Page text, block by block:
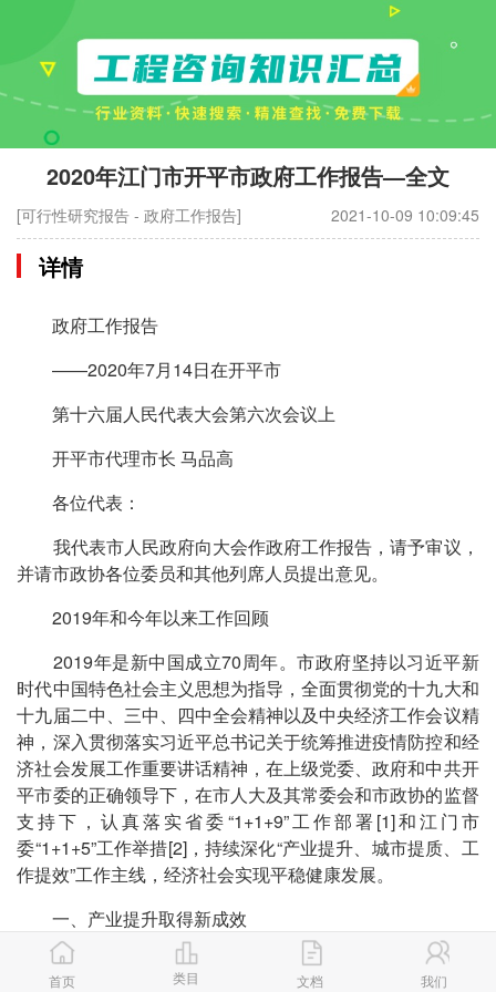
2020年江门市开平市政府工作报告—全文
[可行性研究报告 - 政府工作报告] 2021-10-09 10:09:45
详情
政府工作报告
——2020年7月14日在开平市
第十六届人民代表大会第六次会议上
开平市代理市长 马品高
各位代表：
我代表市人民政府向大会作政府工作报告，请予审议，
并请市政协各位委员和其他列席人员提出意见。
2019年和今年以来工作回顾
2019年是新中国成立70周年。市政府坚持以习近平新
时代中国特色社会主义思想为指导，全面贯彻党的十九大和
十九届二中、三中、四中全会精神以及中央经济工作会议精
神，深入贯彻落实习近平总书记关于统筹推进疫情防控和经
济社会发展工作重要讲话精神，在上级党委、政府和中共开
平市委的正确领导下，在市人大及其常委会和市政协的监督
支持下，认真落实省委“1+1+9”工作部署[1]和江门市
委“1+1+5”工作举措[2]，持续深化“产业提升、城市提质、工
作提效”工作主线，经济社会实现平稳健康发展。
一、产业提升取得新成效
“六稳”[3]工作推进有力。坚决落实中央宏观调控政策
首页 类目 文档 我们